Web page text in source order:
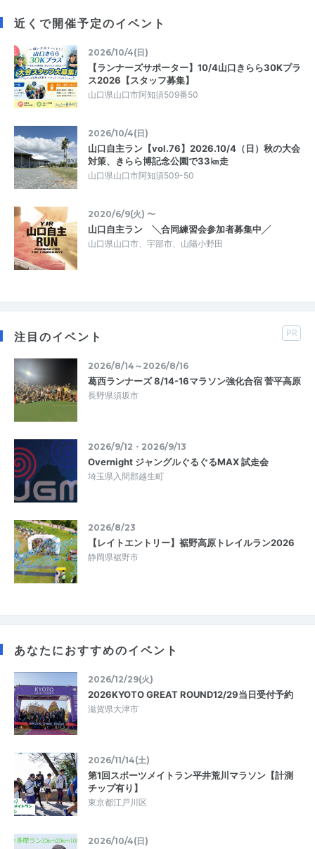
近くで開催予定のイベント
2026/10/4(日)
【ランナーズサポーター】10/4山口きらら30Kプラ
ス2026【スタッフ募集】
山口県山口市阿知須509番50
2026/10/4(日)
山口自主ラン【vol.76】2026.10/4（日）秋の大会
対策、きらら博記念公園で33㎞走
山口県山口市阿知須509-50
2020/6/9(火) 〜
山口自主ラン ╲合同練習会参加者募集中╱
山口県山口市、宇部市、山陽小野田
注目のイベント PR
2026/8/14～2026/8/16
葛西ランナーズ 8/14-16マラソン強化合宿 菅平高原
長野県須坂市
2026/9/12・2026/9/13
Overnight ジャングルぐるぐるMAX 試走会
埼玉県入間郡越生町
2026/8/23
【レイトエントリー】裾野高原トレイルラン2026
静岡県裾野市
あなたにおすすめのイベント
2026/12/29(火)
2026KYOTO GREAT ROUND12/29当日受付予約
滋賀県大津市
2026/11/14(土)
第1回スポーツメイトラン平井荒川マラソン【計測
チップ有り】
東京都江戸川区
2026/10/4(日)